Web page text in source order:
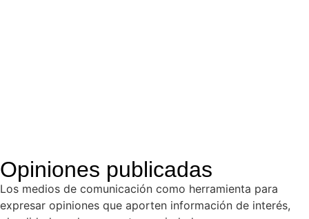
Opiniones publicadas
Los medios de comunicación como herramienta para
expresar opiniones que aporten información de interés,